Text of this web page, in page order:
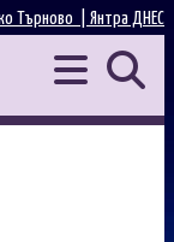
Янтра ДНЕС
Търново |